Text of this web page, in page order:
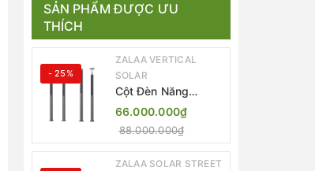
SẢN PHẨM ĐƯỢC ƯU
THÍCH
- 25%
ZALAA VERTICAL
SOLAR
Cột Đèn Năng
Lượng Mặt Trời Dọc
Thông Minh ZSR-
YYDS-360 | ZALAA
Jsc
66.000.000₫
88.000.000₫
ZALAA SOLAR STREET